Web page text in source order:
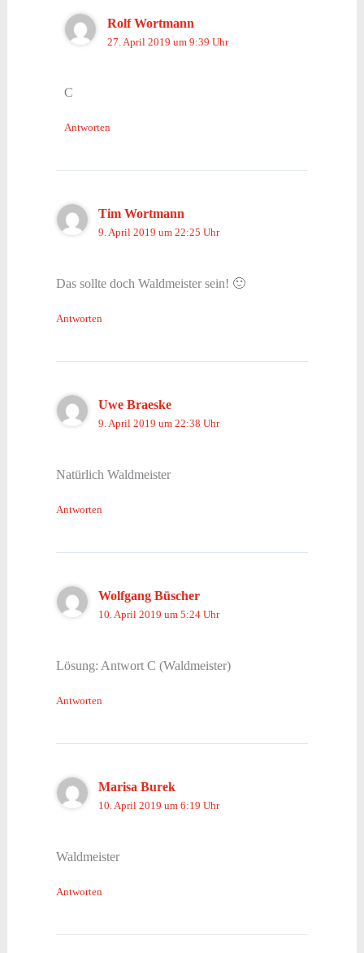
Rolf Wortmann
27. April 2019 um 9:39 Uhr
C
Antworten
Tim Wortmann
9. April 2019 um 22:25 Uhr
Das sollte doch Waldmeister sein! 🙂
Antworten
Uwe Braeske
9. April 2019 um 22:38 Uhr
Natürlich Waldmeister
Antworten
Wolfgang Büscher
10. April 2019 um 5:24 Uhr
Lösung: Antwort C (Waldmeister)
Antworten
Marisa Burek
10. April 2019 um 6:19 Uhr
Waldmeister
Antworten